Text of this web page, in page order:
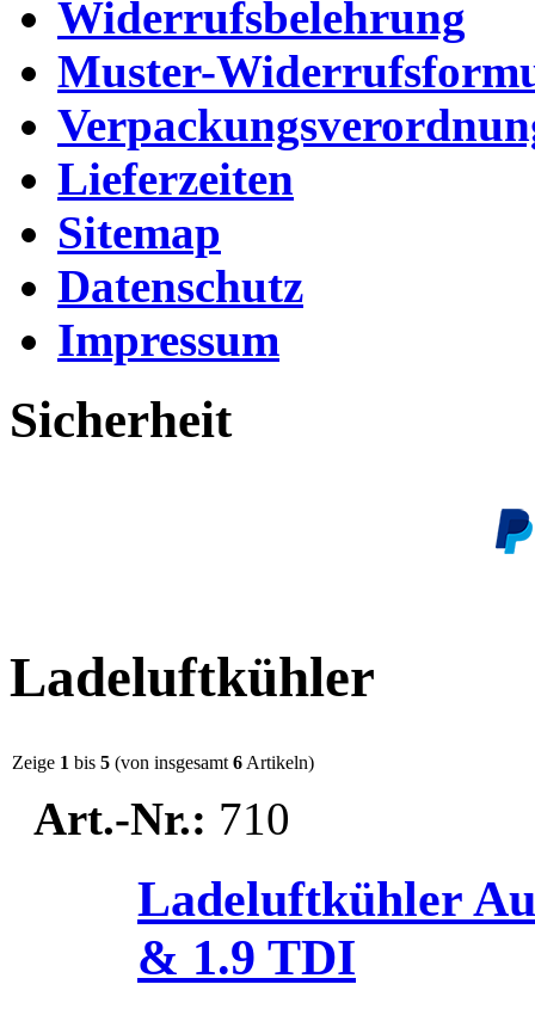
Widerrufsbelehrung
Muster-
Lieferzeiten
Sitemap
Datenschutz
Impressum
Sicherheit
Ladeluftkühler
Zeige 1 bis 5 (von insgesamt6Artikeln)
Art.-Nr.: 710
Ladeluftkühler
& 1.9 TDI